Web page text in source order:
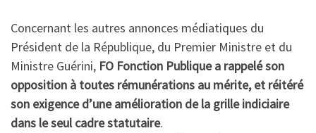
Concernant les autres annonces médiatiques du
Président de la République, du Premier Ministre et du
Ministre Guérini, FO Fonction Publique a rappelé son
opposition à toutes rémunérations au mérite, et réitéré
son exigence d’une amélioration de la grille indiciaire
dans le seul cadre statutaire.